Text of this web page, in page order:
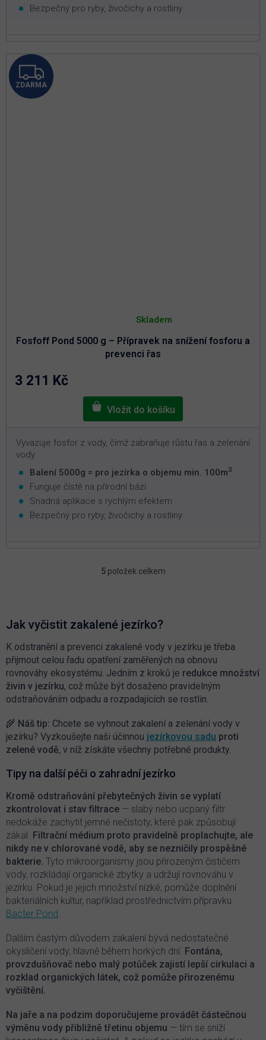
Bezpečný pro ryby, živočichy a rostliny
Z
D
ZDARMA
Fosfoff Pond 5000 g – Přípravek na snížení fosforu a
prevenci řas
hodnocení
je
5,0
z
5
Skladem
3 211 Kč
Vyvazuje fosfor z vody, čímž zabraňuje růstu řas a zelenání
vody
Balení 5000g = pro jezírka o objemu min. 100m3
Funguje čístě na přírodní bázi
Snadná aplikace s rychlým efektem
Bezpečný pro ryby, živočichy a rostliny
O
d
a
c
í
p
r
v
k
v
ý
p
i
u
5položek celkem
Jak vyčistit zakalené jezírko?
K odstranění a prevenci zakalené vody v jezírku je třeba
přijmout celou řadu opatření zaměřených na obnovu
rovnováhy ekosystému. Jedním z kroků je redukce množství
živin v jezírku, což může být dosaženo pravidelným
odstraňováním odpadu a rozpadajících se rostlin.
🌾 Náš tip: Chcete se vyhnout zakalení a zelenání vody v
jezírku? Vyzkoušejte naši účinnou jezírkovou sadu proti
zelené vodě, v níž získáte všechny potřebné produkty.
Tipy na další péči o zahradní jezírko
Kromě odstraňování přebytečných živin se vyplatí
zkontrolovat i stav filtrace — slabý nebo ucpaný filtr
nedokáže zachytit jemné nečistoty, které pak způsobují
zákal. Filtrační médium proto pravidelně proplachujte, ale
nikdy ne v chlorované vodě, aby se nezničily prospěšné
bakterie. Tyto mikroorganismy jsou přirozeným čističem
vody, rozkládají organické zbytky a udržují rovnováhu v
jezírku. Pokud je jejich množství nízké, pomůže doplnění
bakteriálních kultur, například prostřednictvím přípravku
Bacter Pond.
Dalším častým důvodem zakalení bývá nedostatečné
okysličení vody, hlavně během horkých dní. Fontána,
provzdušňovač nebo malý potůček zajistí lepší cirkulaci a
rozklad organických látek, což pomůže přirozenému
vyčištění.
Na jaře a na podzim doporučujeme provádět částečnou
výměnu vody přibližně třetinu objemu — tím se sníží